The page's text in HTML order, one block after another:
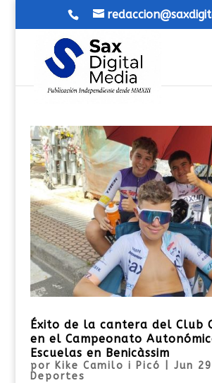
Éxito de la cantera del Club
en el Campeonato
Escuelas en Benicàssim
por Kike Camilo i Picó Jun
Deportes